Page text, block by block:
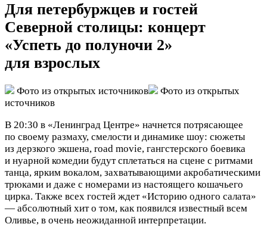
Для петербуржцев и гостей
Северной столицы: концерт
«Успеть до полуночи 2»
для взрослых
Фото из открытых источников
Фото из открытых
источников
В 20:30 в «Ленинград Центре» начнется потрясающее
по своему размаху, смелости и динамике шоу: сюжеты
из дерзкого экшена, road movie, гангстерского боевика
и нуарной комедии будут сплетаться на сцене с ритмами
танца, ярким вокалом, захватывающими акробатическими
трюками и даже с номерами из настоящего кошачьего
цирка. Также всех гостей ждет «Историю одного салата»
— абсолютный хит о том, как появился известный всем
Оливье, в очень неожиданной интерпретации.